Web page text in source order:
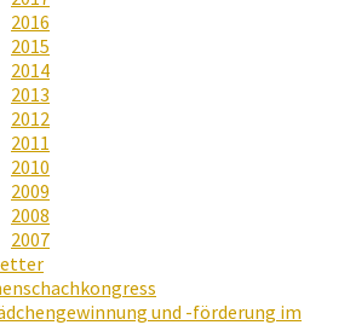
2016
2015
2014
2013
2012
2011
2010
2009
2008
2007
und -förderung im